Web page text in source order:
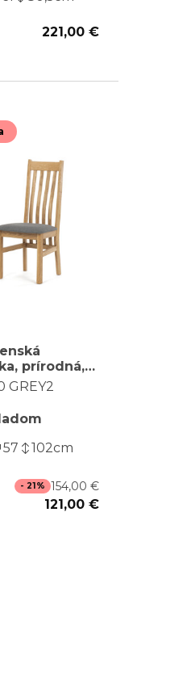
221,00 €
prírodná,
C-2100
GREY2
57 102cm
- 21% 154,00 €
121,00 €